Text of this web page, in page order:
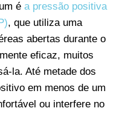
é a pressão positiva
, que utiliza uma
abertas durante o
eficaz, muitos
la. Até metade dos
em menos de um
ou interfere no